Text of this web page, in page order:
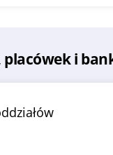
placówek i